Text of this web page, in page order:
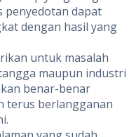
penyedotan dapat
dengan hasil yang
untuk masalah
maupun industri
benar-benar
terus berlangganan